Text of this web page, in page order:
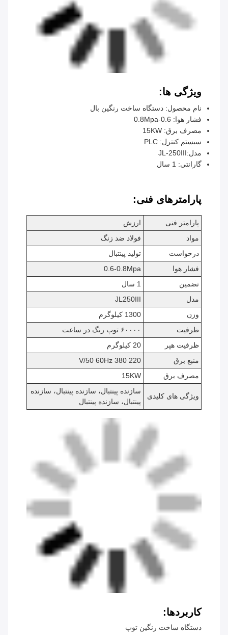
ویژگی ها:
نام محصول: دستگاه ساخت رنگین بال
فشار هوا: 0.6-0.8Mpa
مصرف برق: 15KW
سیستم کنترل: PLC
مدل:JL-250III
گارانتی: 1 سال
پارامترهای فنی:
پارامتر فنی
ارزش
مواد
فولاد ضد زنگ
درخواست
تولید پینتبال
فشار هوا
0.6-0.8Mpa
تضمین
1 سال
مدل
JL250III
وزن
1300 کیلوگرم
ظرفیت
۶۰۰۰۰ توپ رنگ در ساعت
ظرفیت هپر
20 کیلوگرم
منبع برق
220 380 V/50 60Hz
مصرف برق
15KW
ویژگی های کلیدی
سازنده پینتبال، سازنده پینتبال، سازنده
پینتبال، سازنده پینتبال
کاربردها:
دستگاه ساخت رنگین توپ